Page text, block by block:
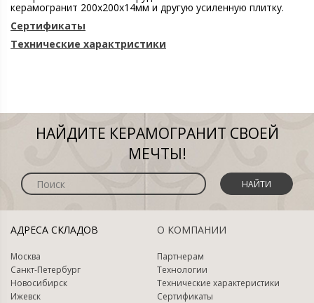
керамогранит 200х200х14мм и другую усиленную плитку.
Сертификаты
Технические характристики
НАЙДИТЕ КЕРАМОГРАНИТ СВОЕЙ
МЕЧТЫ!
НАЙТИ
АДРЕСА СКЛАДОВ
Москва
Санкт-Петербург
Новосибирск
Ижевск
О КОМПАНИИ
Партнерам
Технологии
Технические характеристики
Сертификаты